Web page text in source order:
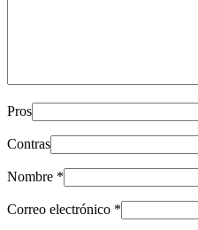
Pros
Contras
Nombre *
Correo electrónico *